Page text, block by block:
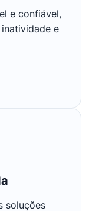
e confiável,
e
soluções